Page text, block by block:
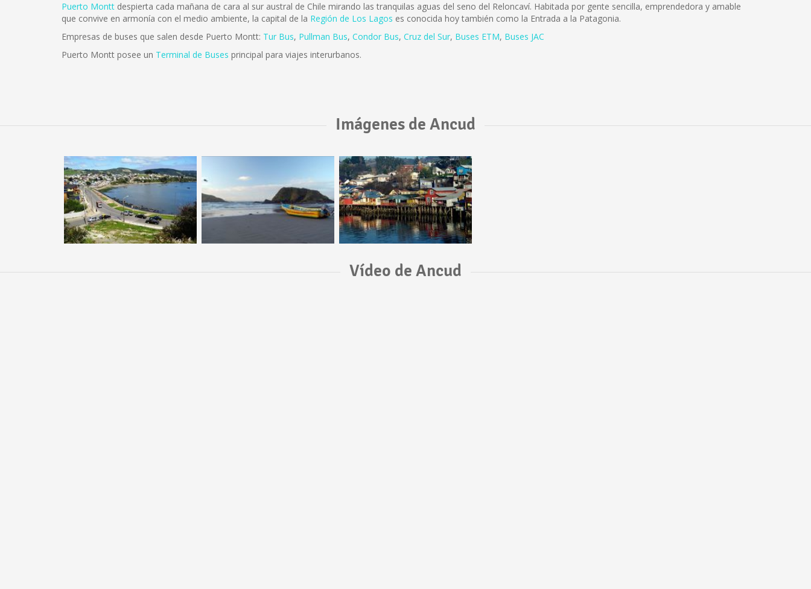
Puerto Montt despierta cada mañana de cara al sur austral de Chile mirando las tranquilas aguas del seno del Reloncaví. Habitada por gente sencilla, emprendedora y amable
que convive en armonía con el medio ambiente, la capital de la Región de Los Lagos es conocida hoy también como la Entrada a la Patagonia.
Empresas de buses que salen desde Puerto Montt: Tur Bus, Pullman Bus, Condor Bus, Cruz del Sur, Buses ETM, Buses JAC
Puerto Montt posee un Terminal de Buses principal para viajes interurbanos.
Imágenes de Ancud
Vídeo de Ancud